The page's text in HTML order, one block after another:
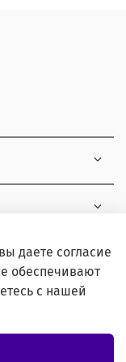
письменного
даете согласие
обеспечивают
с нашей